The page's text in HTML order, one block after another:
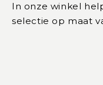
In onze winkel
selectie op maat